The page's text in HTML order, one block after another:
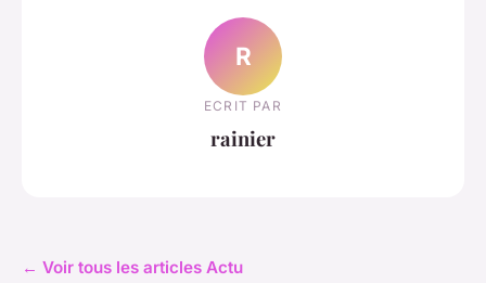
R
ECRIT PAR
rainier
← Voir tous les articles Actu